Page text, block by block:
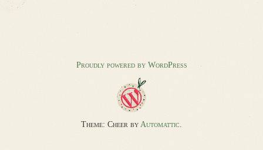
Proudly powered by WordPress
Theme: Cheer by Automattic.